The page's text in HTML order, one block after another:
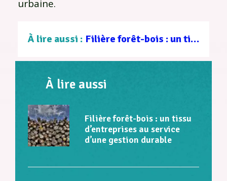
urbaine.
À lire aussi : Filière forêt-bois : un tissu d’entreprises au service d’une gestion durable
À lire aussi
Filière forêt-bois : un tissu
d’entreprises au service
d’une gestion durable